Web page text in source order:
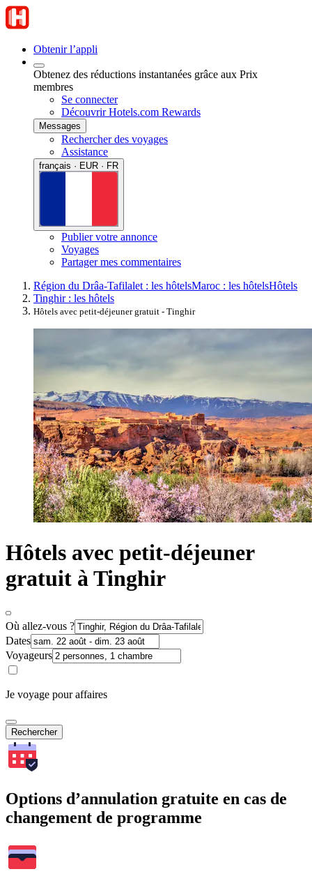
Obtenir l’appli
Obtenez des réductions instantanées grâce aux Prix
membres
Se connecter
Découvrir Hotels.com Rewards
Messages
Rechercher des voyages
Assistance
français · EUR · FR
Publier votre annonce
Voyages
Partager mes commentaires
Région du Drâa-Tafilalet : les hôtelsMaroc : les hôtelsHôtels
Tinghir : les hôtels
Hôtels avec petit-déjeuner gratuit - Tinghir
Hôtels avec petit-déjeuner
gratuit à Tinghir
Où allez-vous ?
Dates
Voyageurs
Je voyage pour affaires
Rechercher
Options d’annulation gratuite en cas de
changement de programme